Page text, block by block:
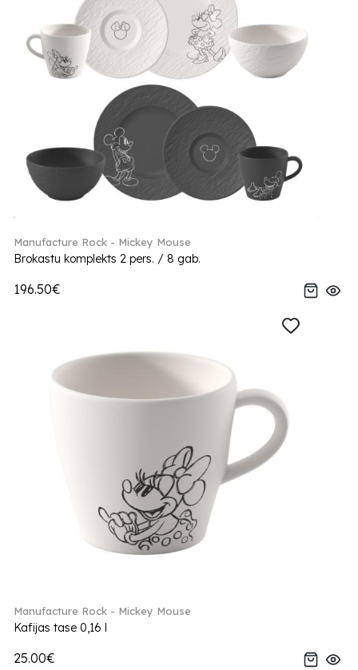
Manufacture Rock - Mickey Mouse
Brokastu komplekts 2 pers. / 8 gab.
196.50€
Manufacture Rock - Mickey Mouse
Kafijas tase 0,16 l
25.00€